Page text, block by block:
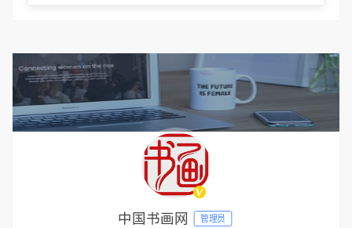
中国书画网 管理员